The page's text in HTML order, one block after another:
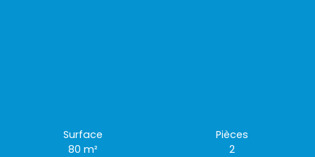
Surface
80m²
Pièces
2